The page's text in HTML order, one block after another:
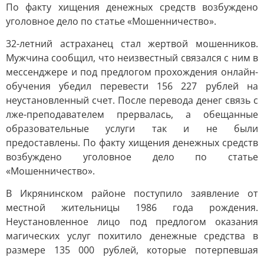
По факту хищения денежных средств возбуждено
уголовное дело по статье «Мошенничество».
32-летний астраханец стал жертвой мошенников.
Мужчина сообщил, что неизвестный связался с ним в
мессенджере и под предлогом прохождения онлайн-
обучения убедил перевести 156 227 рублей на
неустановленный счет. После перевода денег связь с
лже-преподавателем прервалась, а обещанные
образовательные услуги так и не были
предоставлены. По факту хищения денежных средств
возбуждено уголовное дело по статье
«Мошенничество».
В Икрянинском районе поступило заявление от
местной жительницы 1986 года рождения.
Неустановленное лицо под предлогом оказания
магических услуг похитило денежные средства в
размере 135 000 рублей, которые потерпевшая